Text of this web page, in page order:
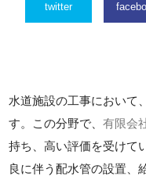
twitter
水道施設の工事において
す。この分野で、有限会
持ち、高い評価を受けて
良に伴う配水管の設置、